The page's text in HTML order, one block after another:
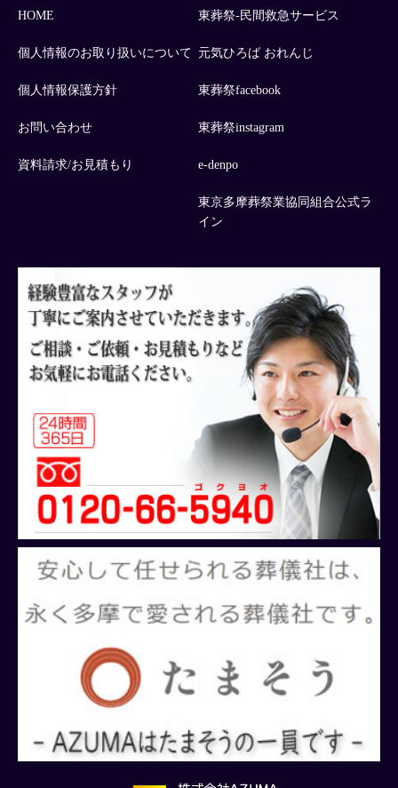
HOME
個人情報のお取り扱いについて
個人情報保護方針
お問い合わせ
資料請求/お見積もり
東葬祭-民間救急サービス
元気ひろば おれんじ
東葬祭facebook
東葬祭instagram
e-denpo
東京多摩葬祭業協同組合公式ラ
イン